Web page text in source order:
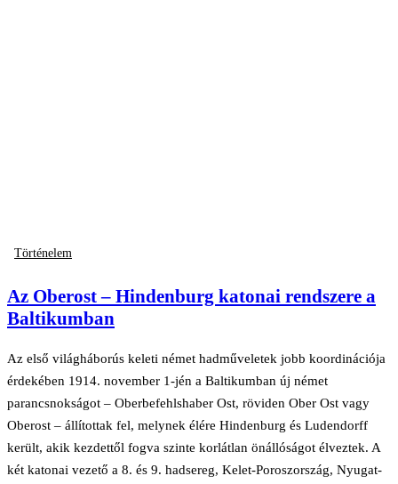
Történelem
Az Oberost – Hindenburg katonai rendszere a
Baltikumban
Az első világháborús keleti német hadműveletek jobb koordinációja
érdekében 1914. november 1-jén a Baltikumban új német
parancsnokságot – Oberbefehlshaber Ost, röviden Ober Ost vagy
Oberost – állítottak fel, melynek élére Hindenburg és Ludendorff
került, akik kezdettől fogva szinte korlátlan önállóságot élveztek. A
két katonai vezető a 8. és 9. hadsereg, Kelet-Poroszország, Nyugat-